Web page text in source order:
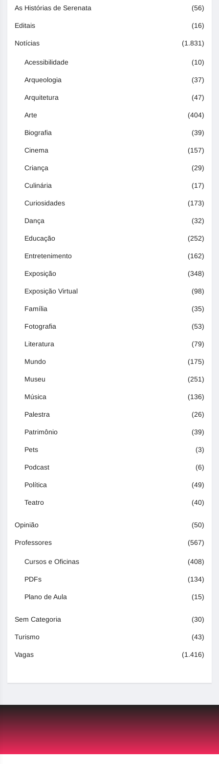
As Histórias de Serenata (56)
Editais (16)
Notícias (1.831)
Acessibilidade (10)
Arqueologia (37)
Arquitetura (47)
Arte (404)
Biografia (39)
Cinema (157)
Criança (29)
Culinária (17)
Curiosidades (173)
Dança (32)
Educação (252)
Entretenimento (162)
Exposição (348)
Exposição Virtual (98)
Família (35)
Fotografia (53)
Literatura (79)
Mundo (175)
Museu (251)
Música (136)
Palestra (26)
Patrimônio (39)
Pets (3)
Podcast (6)
Política (49)
Teatro (40)
Opinião (50)
Professores (567)
Cursos e Oficinas (408)
PDFs (134)
Plano de Aula (15)
Sem Categoria (30)
Turismo (43)
Vagas (1.416)